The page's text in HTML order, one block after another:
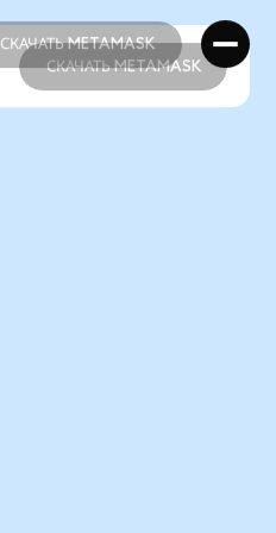
СКАЧАТЬ METAMASK
СКАЧАТЬ METAMASK
СКАЧАТЬ METAMASK